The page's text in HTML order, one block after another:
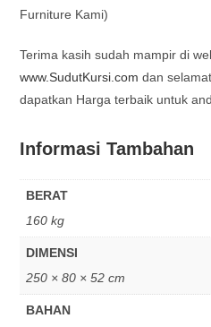
Furniture Kami)
Terima kasih sudah mampir di
www.SudutKursi.com dan
dapatkan Harga terbaik untuk
Informasi Tambahan
BERAT
160 kg
DIMENSI
250 × 80 × 52 cm
BAHAN